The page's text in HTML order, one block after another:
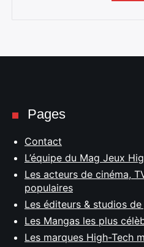
Pages
Contact
L’équipe du Mag Jeux
Les acteurs de cinéma,
populaires
Les éditeurs & studios
Les Mangas les plus
Les marques High-Tech